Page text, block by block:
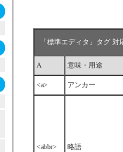
「標準エディタ」タグ 対
A 意味・用途
<a> アンカー
<abbr> 略語